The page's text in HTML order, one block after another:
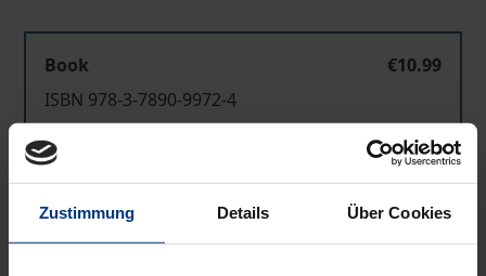
Zustimmung Details Über Cookies
Book
€10.99
ISBN 978-3-7890-9972-4
Not available
Add to Cart